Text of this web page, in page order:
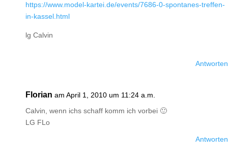
https://www.model-kartei.de/events/7686-0-spontanes-treffen-
in-kassel.html
lg Calvin
Antworten
Florian am April 1, 2010 um 11:24 a.m.
Calvin, wenn ichs schaff komm ich vorbei 🙂
LG FLo
Antworten